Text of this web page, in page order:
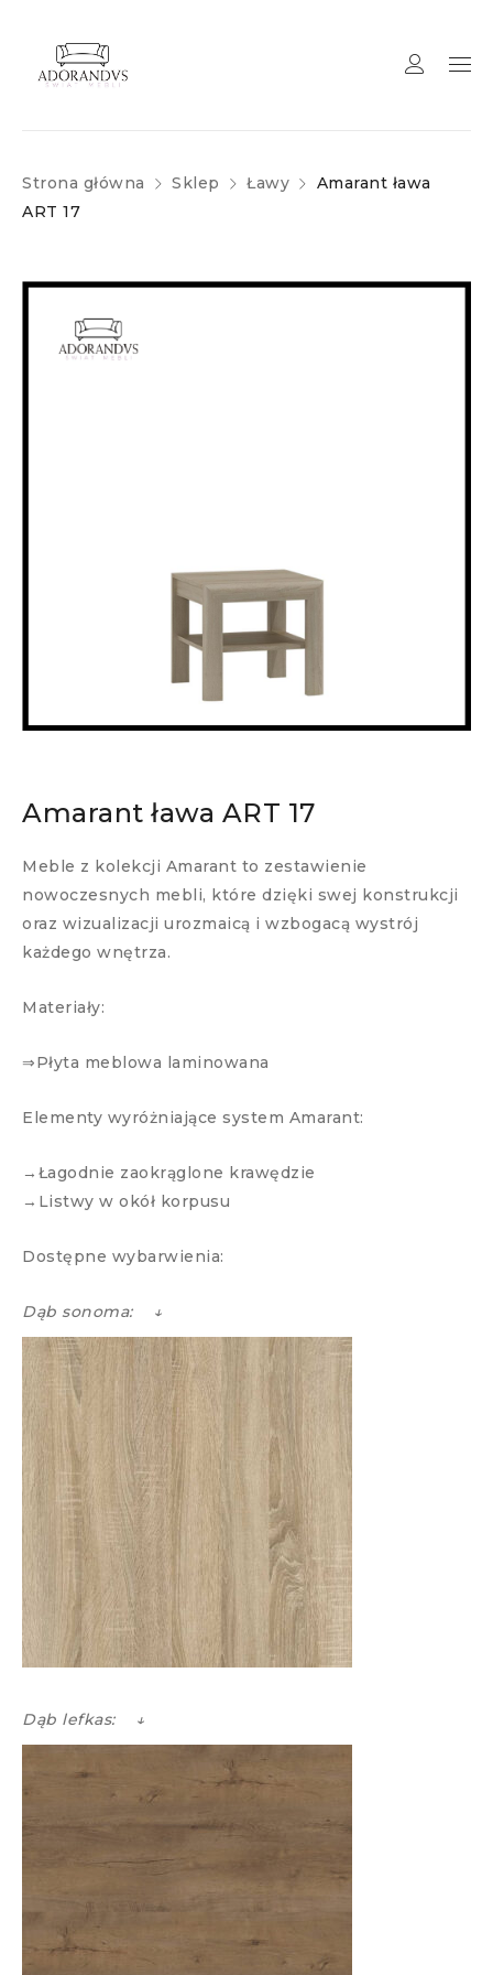
Strona główna Sklep Ławy
Amarant ława
ART 17
Amarant ława ART 17
Meble z kolekcji Amarant to zestawienie
nowoczesnych mebli, które dzięki swej konstrukcji
oraz wizualizacji urozmaicą i wzbogacą wystrój
każdego wnętrza.
Materiały:
⇒Płyta meblowa laminowana
Elementy wyróżniające system Amarant:
→Łagodnie zaokrąglone krawędzie
→Listwy w okół korpusu
Dostępne wybarwienia:
Dąb sonoma: ↓
Dąb lefkas: ↓